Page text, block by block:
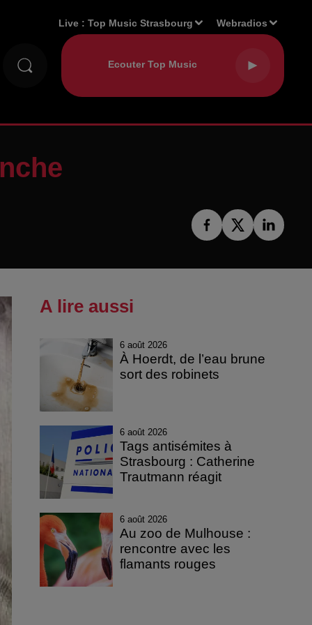
Live :Top Music Strasbourg Webradios
A lire aussi
6 août 2026
À Hoerdt, de l’eau brune
sort des robinets
6 août 2026
Tags antisémites à
Strasbourg : Catherine
Trautmann réagit
6 août 2026
Au zoo de Mulhouse :
rencontre avec les
flamants rouges